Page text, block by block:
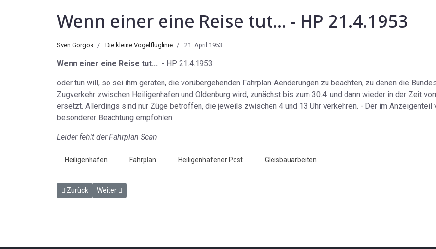
Wenn einer eine Reise tut... - HP 21.4.1953
Sven Gorgos Die kleine Vogelfluglinie 21. April 1953
Wenn einer eine Reise tut... - HP 21.4.1953
oder tun will, so sei ihm geraten, die vorübergehenden Fahrplan-Aenderungen zu beachten, zu denen die
Zugverkehr zwischen Heiligenhafen und Oldenburg wird, zunächst bis zum 30.4. und dann wieder in der Zeit
ersetzt. Allerdings sind nur Züge betroffen, die jeweils zwischen 4 und 13 Uhr verkehren. - Der im Anzeigenteil
besonderer Beachtung empfohlen.
Leider fehlt der Fahrplan Scan
Heiligenhafen Fahrplan Heiligenhafener Post Gleisbauarbeiten
Vorheriger Beitrag: Der Urlaubsexpreß fährt nach Heiligenhafen - HP 17.4.1953
Zurück Nächster Beitrag: Zur Brückenprobe - HP 21.4.1953
Weiter